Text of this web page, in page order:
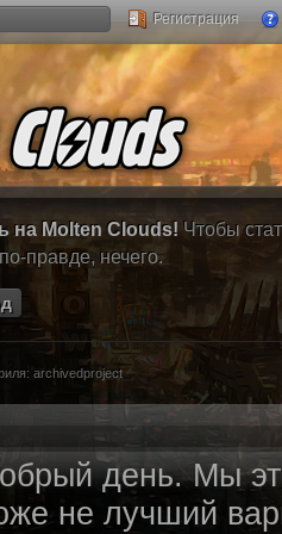
Регистрация
на Molten Clouds! Чтобы
правде, нечего.
archivedproject
день. Мы
не лучший